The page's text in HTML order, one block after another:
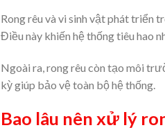
Rong rêu và vi sinh vật phát triển
Điều này khiến hệ thống tiêu hao
Ngoài ra, rong rêu còn tạo môi
kỳ giúp bảo vệ toàn bộ hệ thống.
Bao lâu nên xử lý